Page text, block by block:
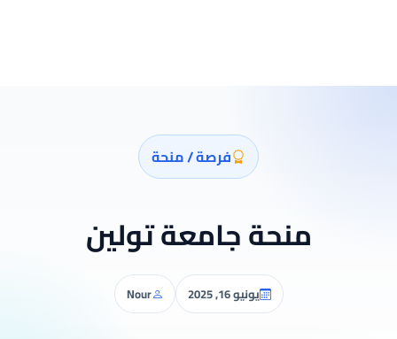
فرصة / منحة
منحة جامعة تولين
يونيو 16, 2025 Nour